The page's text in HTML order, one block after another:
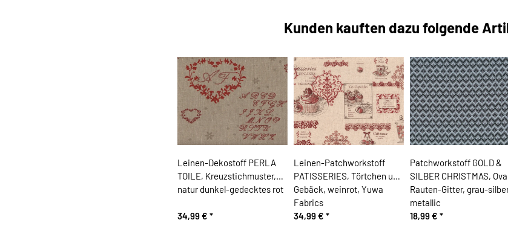
Kunden kauften dazu folgende
Leinen-Dekostoff PERLA
TOILE, Kreuzstichmuster,
natur dunkel-gedecktes rot
34,99 € *
Leinen-Patchworkstoff
PATISSERIES, Törtchen und
Gebäck, weinrot, Yuwa
Fabrics
34,99 € *
Patchworkstoff GOLD &
SILBER CHRISTMAS,
Rauten-Gitter, grau-
metallic
18,99 € *